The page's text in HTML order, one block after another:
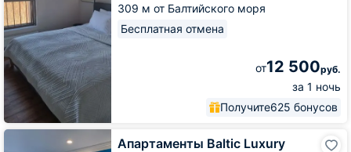
309 м от Балтийского моря
Бесплатная отмена
от12 500руб.
за 1 ночь
Получите625 бонусов
Апартаменты Baltic Luxury
Апартаменты